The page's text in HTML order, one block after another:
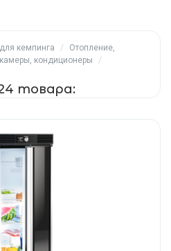
кемпинга /
Отопление,
кондиционеры
/
товара: